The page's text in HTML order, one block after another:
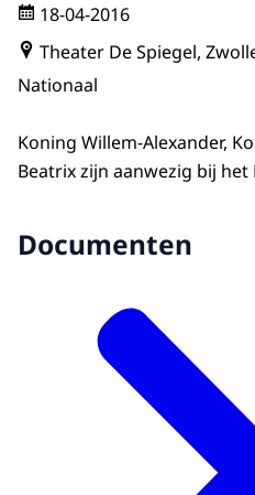
18-04-2016
Theater De Spiegel,
Nationaal
Koning Willem-Alexander,
Beatrix zijn aanwezig bij
Documenten